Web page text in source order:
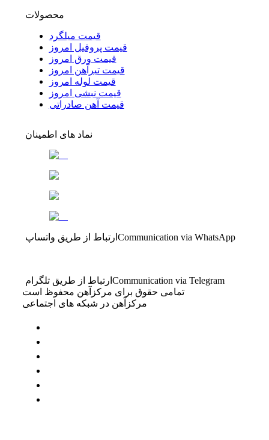
محصولات
قیمت میلگرد
قیمت پروفیل امروز
قیمت ورق امروز
قیمت تیرآهن امروز
قیمت لوله امروز
قیمت نبشی امروز
قیمت آهن صادراتی
نماد های اطمینان
ارتباط از طریق واتساپ Communication via WhatsApp
ارتباط از طریق تلگرام Communication via Telegram
تمامی حقوق برای مرکزآهن محفوظ است
مرکزآهن در شبکه های اجتماعی